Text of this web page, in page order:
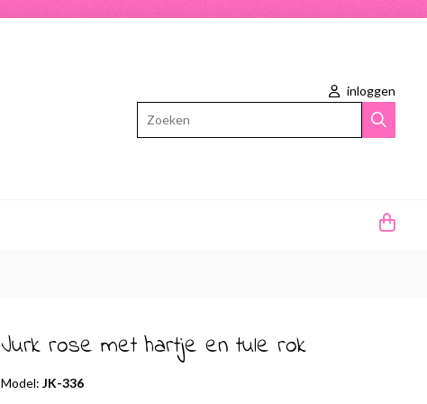
inloggen
Jurk rose met hartje en tule rok
Model: JK-336